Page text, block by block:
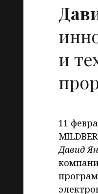
и
11
Давид Ян